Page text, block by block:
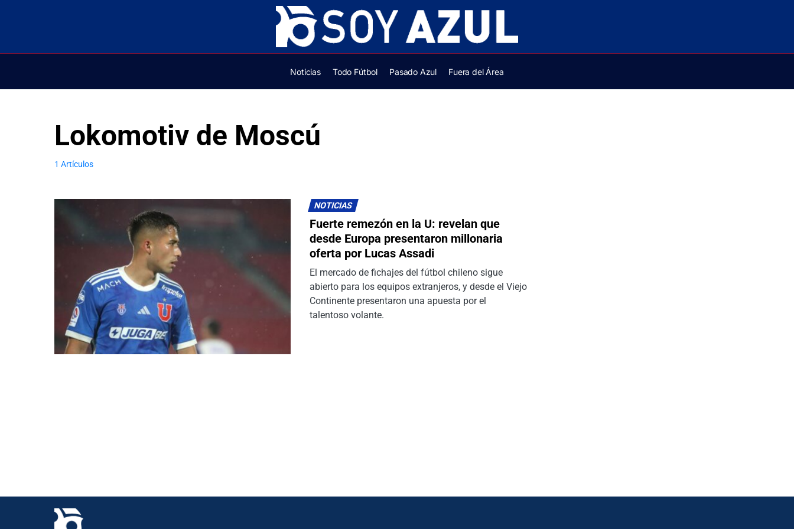
Noticias Todo Fútbol Pasado Azul Fuera del Área
Lokomotiv de Moscú
1 Artículos
NOTICIAS
Fuerte remezón en la U: revelan que
desde Europa presentaron millonaria
oferta por Lucas Assadi
El mercado de fichajes del fútbol chileno sigue
abierto para los equipos extranjeros, y desde el Viejo
Continente presentaron una apuesta por el
talentoso volante.